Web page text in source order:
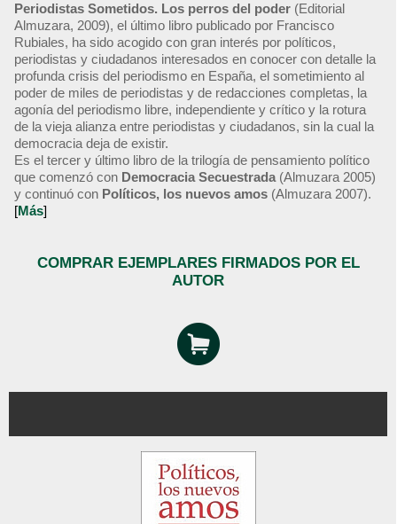
Periodistas Sometidos. Los perros del poder (Editorial
Almuzara, 2009), el último libro publicado por Francisco
Rubiales, ha sido acogido con gran interés por políticos,
periodistas y ciudadanos interesados en conocer con detalle la
profunda crisis del periodismo en España, el sometimiento al
poder de miles de periodistas y de redacciones completas, la
agonía del periodismo libre, independiente y crítico y la rotura
de la vieja alianza entre periodistas y ciudadanos, sin la cual la
democracia deja de existir.
Es el tercer y último libro de la trilogía de pensamiento político
que comenzó con Democracia Secuestrada (Almuzara 2005)
y continuó con Políticos, los nuevos amos (Almuzara 2007).
[Más]
COMPRAR EJEMPLARES FIRMADOS POR EL
AUTOR